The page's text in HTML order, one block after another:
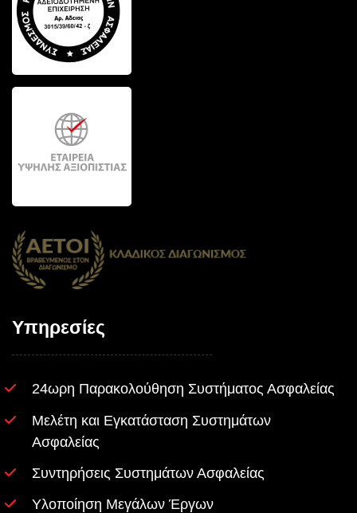
Υπηρεσίες
24ωρη Παρακολούθηση Συστήματος Ασφαλείας
Μελέτη και Εγκατάσταση Συστημάτων
Ασφαλείας
Συντηρήσεις Συστημάτων Ασφαλείας
Υλοποίηση Μεγάλων Έργων